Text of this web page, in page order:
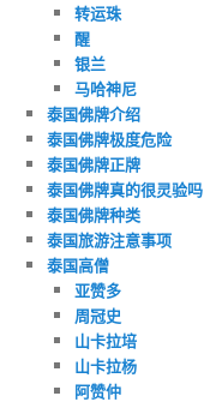
转运珠
醒
银兰
马哈神尼
泰国佛牌介绍
泰国佛牌极度危险
泰国佛牌正牌
泰国佛牌真的很灵验吗
泰国佛牌种类
泰国旅游注意事项
泰国高僧
亚赞多
周冠史
山卡拉培
山卡拉杨
阿赞仲